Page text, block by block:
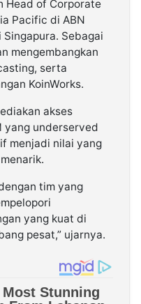
Head of Corporate
Pacific di ABN
Sebagai
mengembangkan
serta
KoinWorks.
akses
yang underserved
menjadi nilai yang
tim yang
yang kuat di
pesat,” ujarnya.